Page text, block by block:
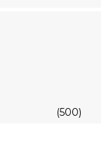
(500)